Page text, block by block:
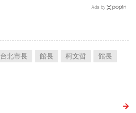
創辦高醫！大學同學揭底
Ads by
台北市長 館長 柯文哲
館長